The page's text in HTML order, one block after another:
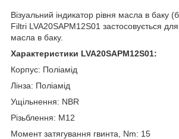
Візуальний індикатор рівня масла в баку
Filtri LVA20SAPM12S01 застосовується для
масла в баку.
Характеристики LVA20SAPM12S01:
Корпус: Поліамід
Лінза: Поліамід
Ущільнення: NBR
Різьблення: M12
Момент затягування гвинта, Nm: 15